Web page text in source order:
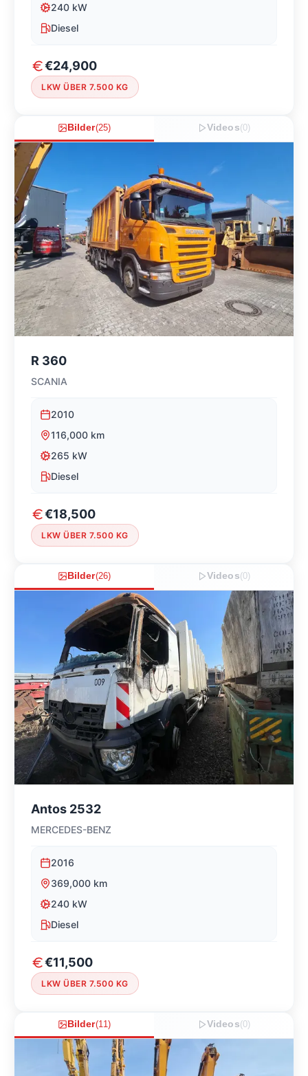
240 kW
Diesel
€24,900
LKW ÜBER 7.500 KG
Bilder(25) Videos(0)
R 360
SCANIA
2010
116,000 km
265 kW
Diesel
€18,500
LKW ÜBER 7.500 KG
Bilder(26) Videos(0)
Antos 2532
MERCEDES-BENZ
2016
369,000 km
240 kW
Diesel
€11,500
LKW ÜBER 7.500 KG
Bilder(11) Videos(0)